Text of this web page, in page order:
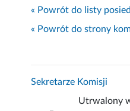
« Powrót do listy
« Powrót do strony
Sekretarze Komisji
Utrwalony